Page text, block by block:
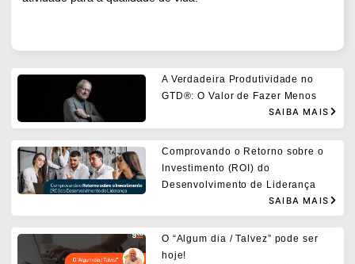
A Verdadeira Produtividade no
GTD®: O Valor de Fazer Menos
SAIBA MAIS
Comprovando o Retorno sobre o
Investimento (ROI) do
Desenvolvimento de Liderança
SAIBA MAIS
O “Algum dia / Talvez” pode ser
hoje!